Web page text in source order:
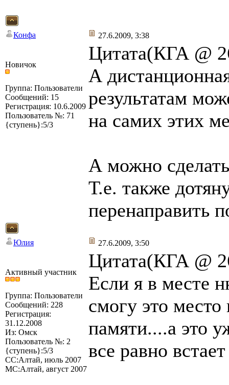
Конфа 27.6.2009, 3:38
Новичок
Группа: Пользователи
Сообщений: 15
Регистрация: 10.6.2009
Пользователь №: 71
{ступень}:5/3
Цитата(КГА @
А
результатам
на самих этих
А можно
Т.е. также
перенаправить
Юлия 27.6.2009, 3:50
Активный участник
Группа: Пользователи
Сообщений: 228
Регистрация:
31.12.2008
Из: Омск
Пользователь №: 2
{ступень}:5/3
СС:Алтай, июль 2007
МС:Алтай, август 2007
Цитата(КГА @
Если я в месте
смогу это
памяти....а это
все равно